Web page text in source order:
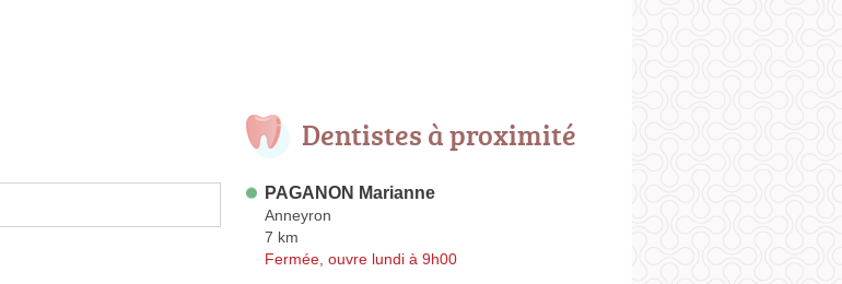
Dentistes à proximité
PAGANON Marianne
Anneyron
7 km
Fermée, ouvre lundi à 9h00